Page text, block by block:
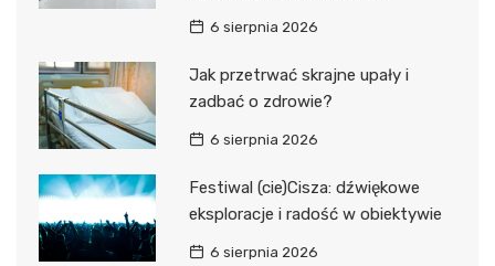
6 sierpnia 2026
Jak przetrwać skrajne upały i
zadbać o zdrowie?
6 sierpnia 2026
Festiwal (cie)Cisza: dźwiękowe
eksploracje i radość w obiektywie
6 sierpnia 2026